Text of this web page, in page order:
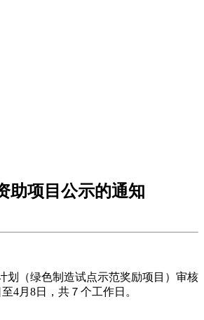
助项目公示的通知
划（绿色制造试点示范奖励项目）审核
4月8日，共７个工作日。